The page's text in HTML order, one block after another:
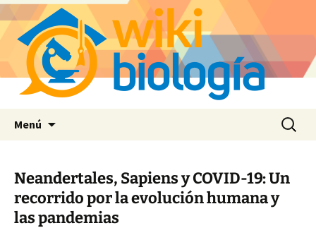
Menú Buscar:
Neandertales, Sapiens y COVID-19: Un
recorrido por la evolución humana y
las pandemias